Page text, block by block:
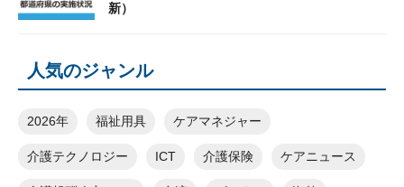
新）
人気のジャンル
2026年 福祉用具 ケアマネジャー
介護テクノロジー ICT 介護保険 ケアニュース